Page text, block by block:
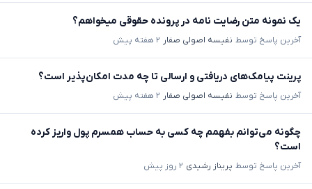
یک نمونه متن رضایت نامه در پرونده حقوقی میخواهم؟
آخرین پاسخ توسط نفیسه اصولی صفار ۲ هفته پیش
پرینت پیامک‌های دریافتی و ارسالی تا چه مدت امکان‌پذیر است؟
آخرین پاسخ توسط نفیسه اصولی صفار ۲ هفته پیش
چگونه می‌توانم بفهمم چه کسی به حساب همسرم پول واریز کرده
است؟
آخرین پاسخ توسط پریناز رشیدی ۲ روز پیش